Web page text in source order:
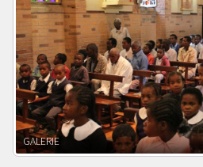
POWOŁANIE MISYJNE